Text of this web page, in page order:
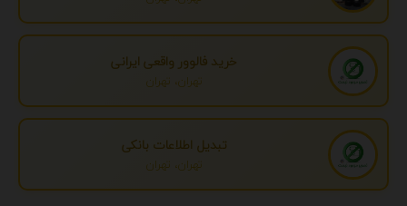
خرید فالوور واقعی ایرانی
تهران، تهران
تبدیل اطلاعات بانکی
تهران، تهران